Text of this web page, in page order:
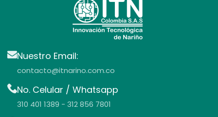
Nuestro Email:
contacto@itnarino.com.co
No. Celular / Whatsapp
310 401 1389 - 312 856 7801